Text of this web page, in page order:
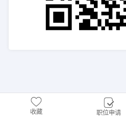
收藏 职位申请